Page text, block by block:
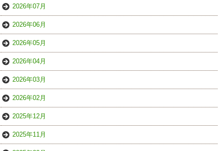
2026年07月
2026年06月
2026年05月
2026年04月
2026年03月
2026年02月
2025年12月
2025年11月